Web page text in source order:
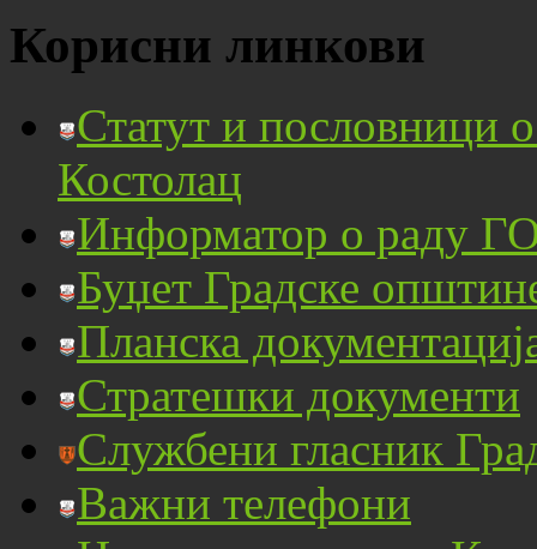
Корисни линкови
Статут и пословници
Костолац
Информатор о раду
Буџет Градске
Планска
Стратешки документи
Службени гласник
Важни телефони